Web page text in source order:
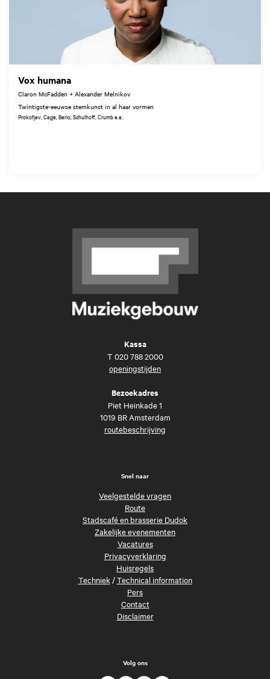
Vox humana
Claron McFadden + Alexander Melnikov
Twintigste-eeuwse stemkunst in al haar vormen
Prokofjev, Cage, Berio, Schulhoff, Crumb e.a.
Kassa
T 020 788 2000
openingstijden
Bezoekadres
Piet Heinkade 1
1019 BR Amsterdam
routebeschrijving
Snel naar
Veelgestelde vragen
Route
Stadscafé en brasserie Dudok
Zakelijke evenementen
Vacatures
Privacyverklaring
Huisregels
Techniek/Technical information
Pers
Contact
Disclaimer
Volg ons